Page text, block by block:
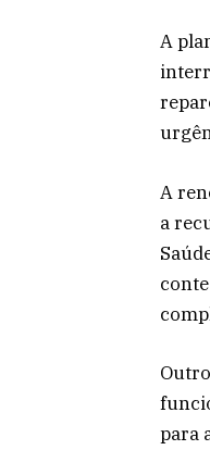
A
A
a
para